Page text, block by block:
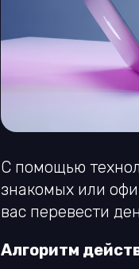
С помощью
знакомых или
вас перевести
Алгоритм